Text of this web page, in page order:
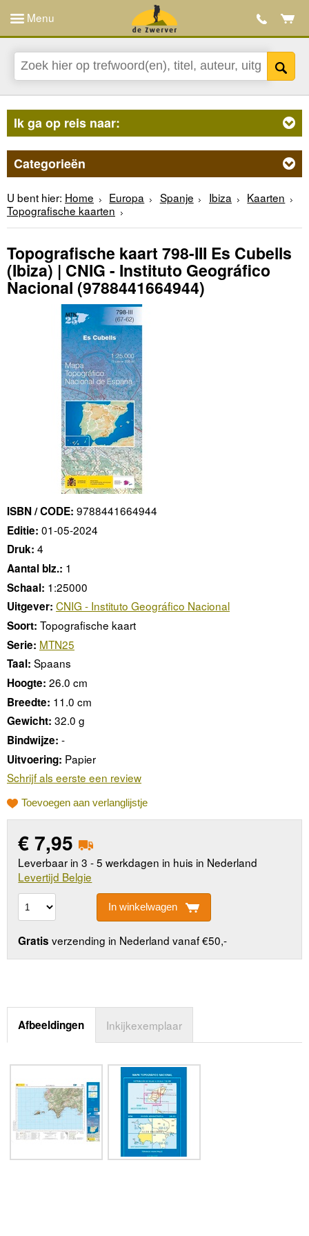
Menu
Ik ga op reis naar:
Categorieën
U bent hier: Home Europa Spanje Ibiza
Kaarten
Topografische kaarten
Topografische kaart 798-III Es Cubells
(Ibiza) | CNIG - Instituto Geográfico
Nacional (9788441664944)
ISBN / CODE: 9788441664944
Editie: 01-05-2024
Druk: 4
Aantal blz.: 1
Schaal: 1:25000
Uitgever: CNIG - Instituto Geográfico Nacional
Soort: Topografische kaart
Serie: MTN25
Taal: Spaans
Hoogte: 26.0 cm
Breedte: 11.0 cm
Gewicht: 32.0 g
Bindwijze: -
Uitvoering: Papier
Schrijf als eerste een review
Toevoegen aan verlanglijstje
€7,95
Leverbaar in 3 - 5 werkdagen in huis in Nederland
Levertijd Belgie
In winkelwagen
Gratis verzending in Nederland vanaf €50,-
Afbeeldingen Inkijkexemplaar